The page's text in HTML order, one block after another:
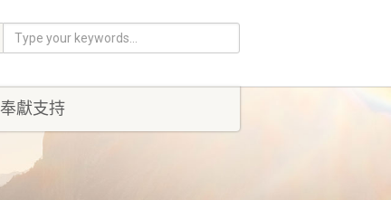
奉獻支持